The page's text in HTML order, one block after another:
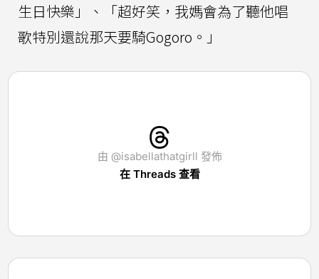
生日快樂」、「超好笑，我媽會為了聽他唱
歌特別還說那天要騎Gogoro。」
由 @isabellathatgirll 發佈
在 Threads 查看